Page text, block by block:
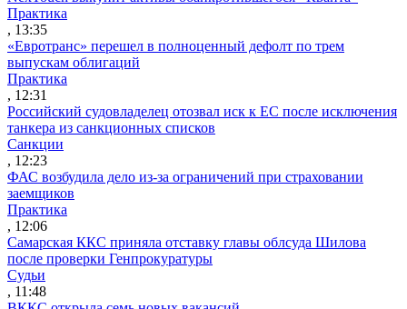
Практика
, 13:35
«Евротранс» перешел в полноценный дефолт по трем
выпускам облигаций
Практика
, 12:31
Российский судовладелец отозвал иск к ЕС после исключения
танкера из санкционных списков
Санкции
, 12:23
ФАС возбудила дело из-за ограничений при страховании
заемщиков
Практика
, 12:06
Самарская ККС приняла отставку главы облсуда Шилова
после проверки Генпрокуратуры
Судьи
, 11:48